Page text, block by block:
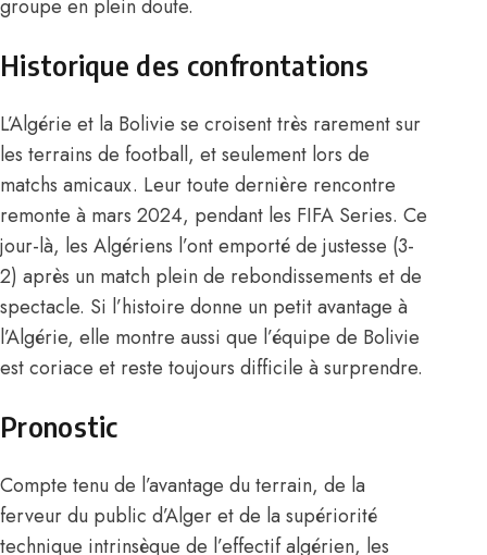
groupe en plein doute.
Historique des confrontations
L’Algérie et la Bolivie se croisent très rarement sur
les terrains de football, et seulement lors de
matchs amicaux. Leur toute dernière rencontre
remonte à mars 2024, pendant les FIFA Series. Ce
jour-là, les Algériens l’ont emporté de justesse (3-
2) après un match plein de rebondissements et de
spectacle. Si l’histoire donne un petit avantage à
l’Algérie, elle montre aussi que l’équipe de Bolivie
est coriace et reste toujours difficile à surprendre.
Pronostic
Compte tenu de l’avantage du terrain, de la
ferveur du public d’Alger et de la supériorité
technique intrinsèque de l’effectif algérien, les